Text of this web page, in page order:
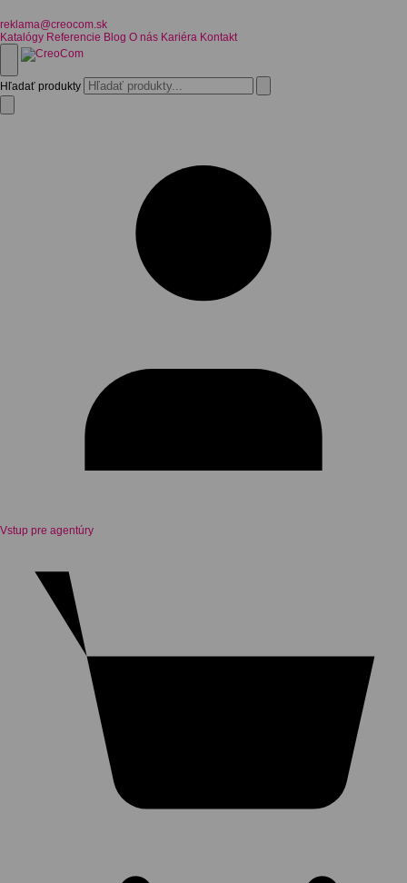
reklama@creocom.sk
Katalógy Referencie Blog O nás Kariéra Kontakt
Hľadať produkty
Vstup pre agentúry